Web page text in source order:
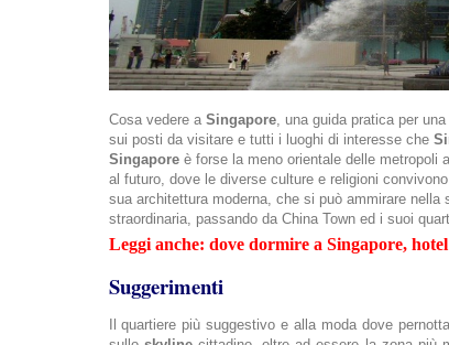
Cosa vedere a Singapore, una guida pratica per
sui posti da visitare e tutti i luoghi di interesse che
Singaporeè forse la meno orientale delle metropoli
al futuro, dove le diverse culture e religioni
sua architettura moderna, che si può ammirare nella
straordinaria, passando da China Town ed i suoi
Leggi anche: dove dormire a Singapore,
Suggerimenti
Il quartiere più suggestivo e alla moda dove